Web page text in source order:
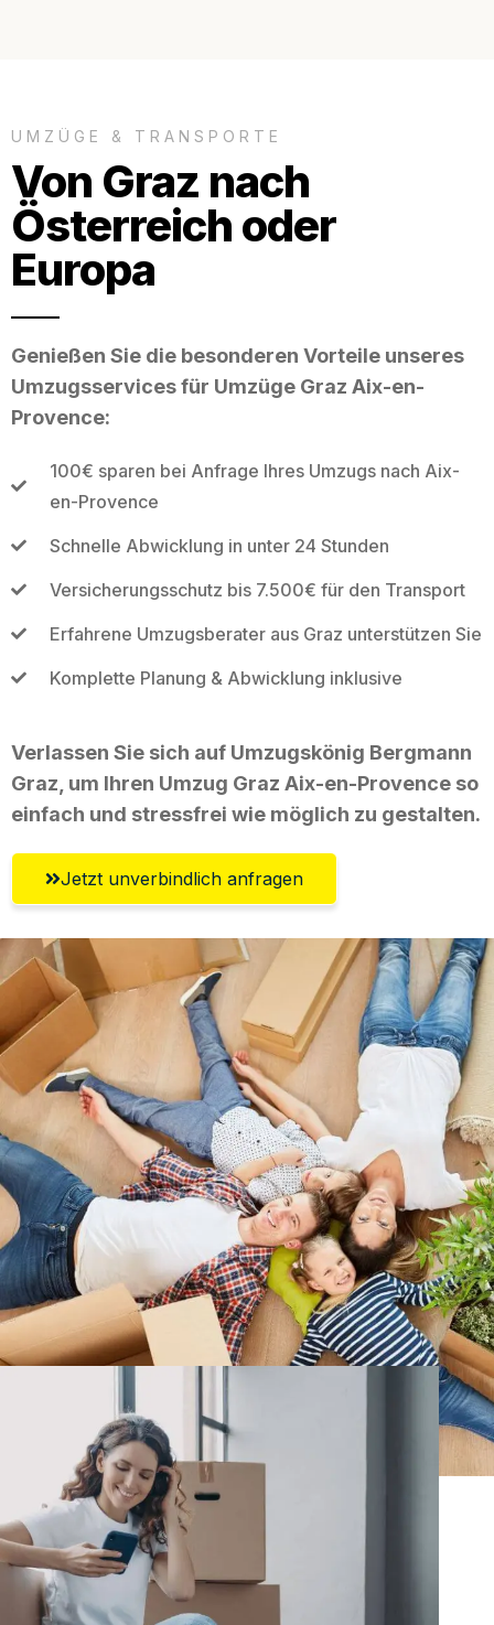
UMZÜGE & TRANSPORTE
Von Graz nach
Österreich oder
Europa
Genießen Sie die besonderen Vorteile unseres
Umzugsservices für Umzüge Graz Aix-en-
Provence:
100€ sparen bei Anfrage Ihres Umzugs nach Aix-
en-Provence
Schnelle Abwicklung in unter 24 Stunden
Versicherungsschutz bis 7.500€ für den Transport
Erfahrene Umzugsberater aus Graz unterstützen Sie
Komplette Planung & Abwicklung inklusive
Verlassen Sie sich auf Umzugskönig Bergmann
Graz, um Ihren Umzug Graz Aix-en-Provence so
einfach und stressfrei wie möglich zu gestalten.
Jetzt unverbindlich anfragen